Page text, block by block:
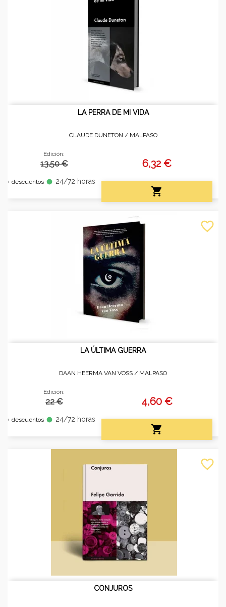
LA PERRA DE MI VIDA
CLAUDE DUNETON / MALPASO
Edición:
13.50 €
+ descuentos fiber_manual_record 24/72 horas
6,32 €

LA ÚLTIMA GUERRA
DAAN HEERMA VAN VOSS / MALPASO
Edición:
22 €
+ descuentos fiber_manual_record 24/72 horas
4,60 €

favorite_border
CONJUROS
favorite_border